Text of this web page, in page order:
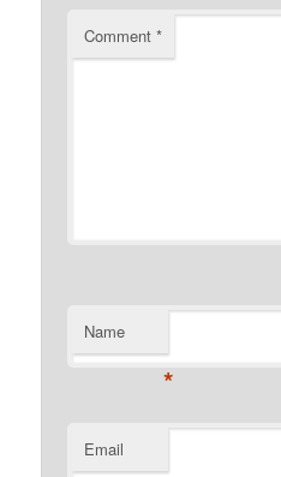
Comment*
Name
*
Email